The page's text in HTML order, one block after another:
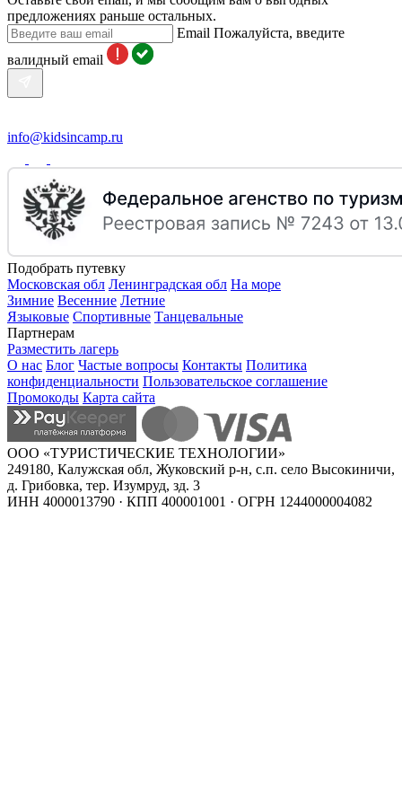
предложениях раньше остальных.
Email Пожалуйста, введите
валидный email
info@kidsincamp.ru
Подобрать путевку
Московская обл Ленинградская обл На море
Зимние Весенние Летние
Языковые Спортивные Танцевальные
Партнерам
Разместить лагерь
О нас Блог Частые вопросы Контакты Политика
конфиденциальности Пользовательское соглашение
Промокоды Карта сайта
ООО «ТУРИСТИЧЕСКИЕ ТЕХНОЛОГИИ»
249180, Калужская обл, Жуковский р-н, с.п. село Высокиничи,
д. Грибовка, тер. Изумруд, зд. 3
ИНН 4000013790 · КПП 400001001 · ОГРН 1244000004082